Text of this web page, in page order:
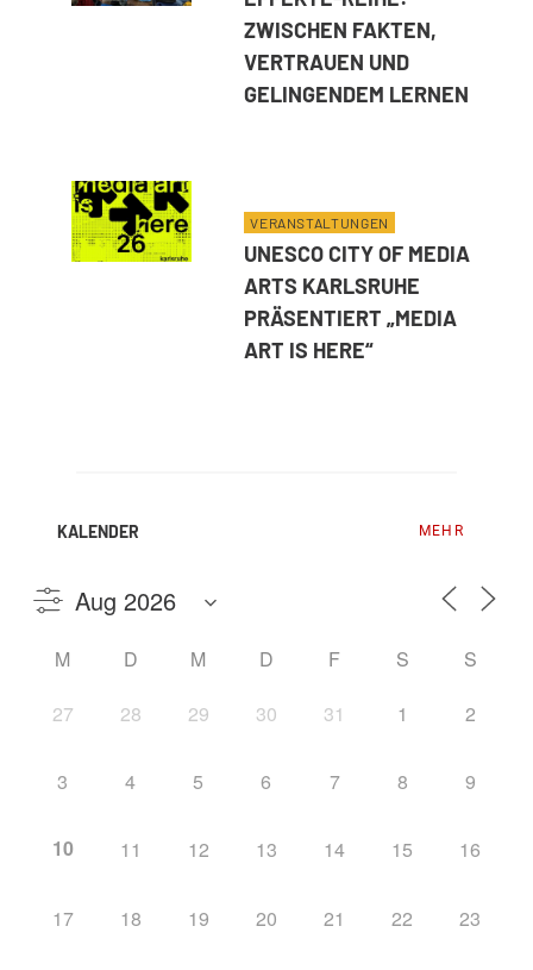
N
ZWISCHEN FAKTEN,
VERTRAUEN UND
GELINGENDEM LERNEN
VERANSTALTUNGEN
UNESCO CITY OF MEDIA
ARTS KARLSRUHE
PRÄSENTIERT „MEDIA
ART IS HERE“
KALENDER MEHR
M D M D F S S
27 28 29 30 31 1 2
3 4 5 6 7 8 9
10 11 12 13 14 15 16
17 18 19 20 21 22 23